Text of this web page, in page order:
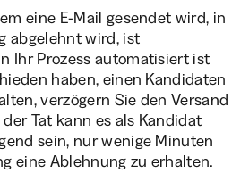
eine E-Mail gesendet wird, in
abgelehnt wird, ist
Ihr Prozess automatisiert ist
haben, einen Kandidaten
verzögern Sie den Versand
Tat kann es als Kandidat
sein, nur wenige Minuten
eine Ablehnung zu erhalten.